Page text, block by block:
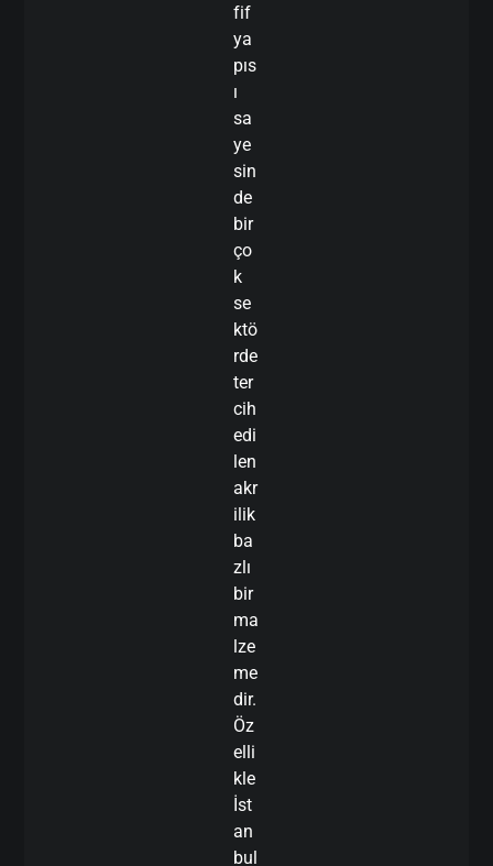
fif
ya
pıs
ı
sa
ye
sin
de
bir
ço
k
se
ktö
rde
ter
cih
edi
len
akr
ilik
ba
zlı
bir
ma
lze
me
dir.
Öz
elli
kle
İst
an
bul